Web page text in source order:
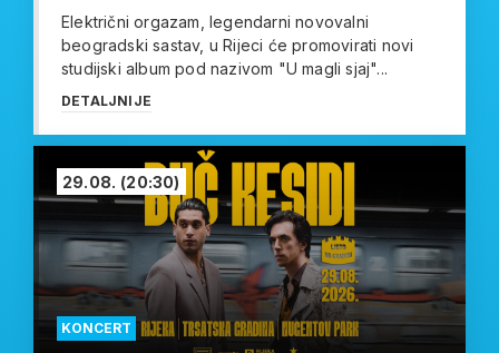
Električni orgazam, legendarni novovalni
beogradski sastav, u Rijeci će promovirati novi
studijski album pod nazivom "U magli sjaj"...
DETALJNIJE
KONCERT
29.08. (20:30)